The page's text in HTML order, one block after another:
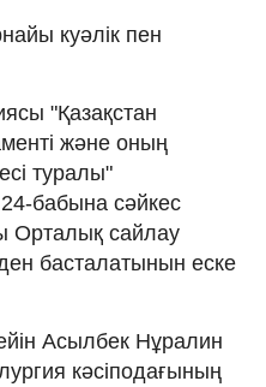
куәлік пен
"Қазақстан
және оның
туралы"
бабына сәйкес
Орталық сайлау
басталатынын еске
Асылбек Нұралин
кәсіподағының